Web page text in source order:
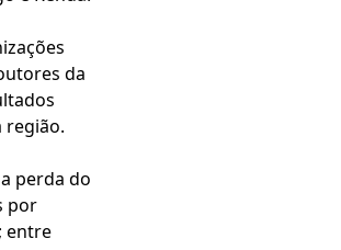
da
região.
perda do
por
entre